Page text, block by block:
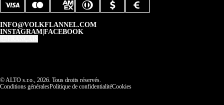
INFO@VOLKFLANNEL.COM
INSTAGRAM FACEBOOK
© ALTO s.r.o., 2026. Tous droits réservés.
Conditions généralesPolitique de confidentialitéCookies